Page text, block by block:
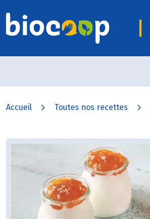
Accueil Toutes nos recettes